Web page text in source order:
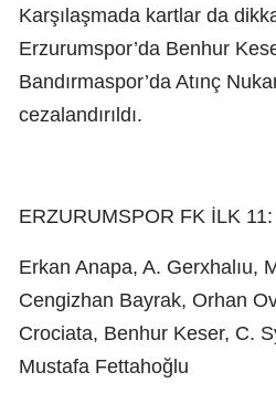
Karşılaşmada kartlar da
Erzurumspor’da Benhur
Bandırmaspor’da Atınç
cezalandırıldı.
ERZURUMSPOR FK İLK 11:
Erkan Anapa, A. Gerxhalıu,
Cengizhan Bayrak, Orhan
Crociata, Benhur Keser, C.
Mustafa Fettahoğlu